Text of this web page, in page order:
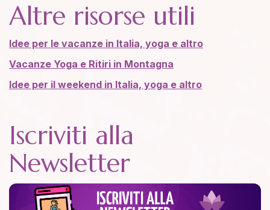
Altre risorse utili
Idee per le vacanze in Italia, yoga e altro
Vacanze Yoga e Ritiri in Montagna
Idee per il weekend in Italia, yoga e altro
Iscriviti alla
Newsletter